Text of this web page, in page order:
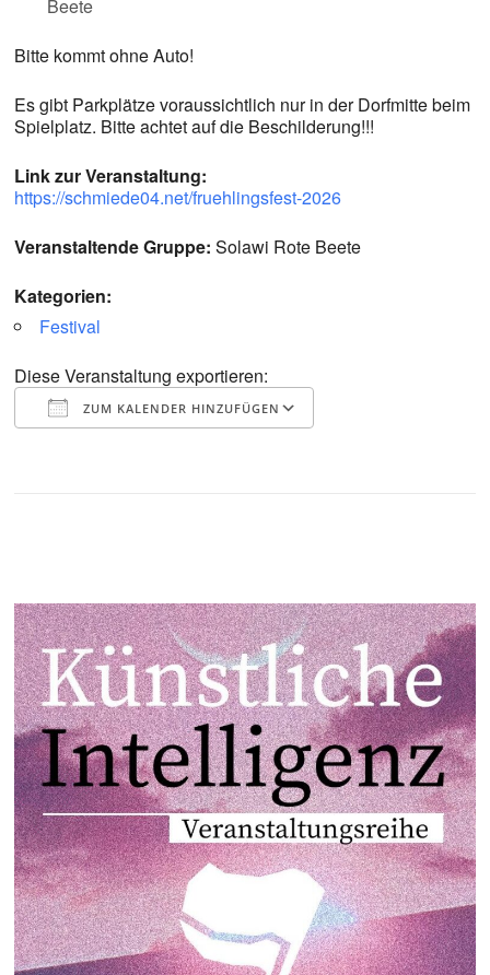
Beete
Bitte kommt ohne Auto!
Es gibt Parkplätze voraussichtlich nur in der Dorfmitte beim
Spielplatz. Bitte achtet auf die Beschilderung!!!
Link zur Veranstaltung:
https://schmiede04.net/fruehlingsfest-2026
Veranstaltende Gruppe: Solawi Rote Beete
Kategorien:
Festival
Diese Veranstaltung exportieren:
ZUM KALENDER HINZUFÜGEN